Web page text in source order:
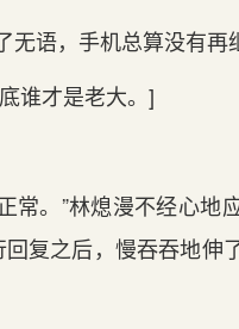
语，手机总算没有‌再
谁才是老大。]
常。”林熄漫不经心地
复之后，慢吞吞地伸